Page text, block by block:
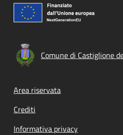
Comune di Castiglione
Footer menu
Area riservata
Crediti
Informativa privacy